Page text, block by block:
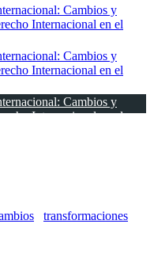
Cambios y
Internacional en el
Cambios y
Internacional en el
Cambios y
Internacional en el
transformaciones